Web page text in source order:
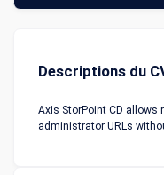
Descriptions du
Axis StorPoint CD allows
administrator URLs